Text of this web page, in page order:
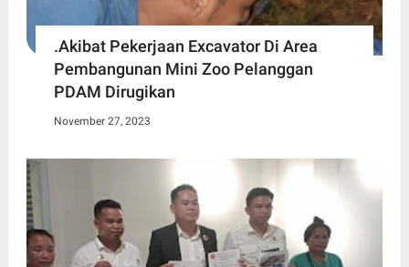
.Akibat Pekerjaan Excavator Di Area
Pembangunan Mini Zoo Pelanggan
PDAM Dirugikan
November 27, 2023